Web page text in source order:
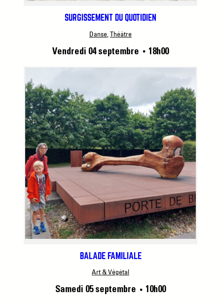
SURGISSEMENT DU QUOTIDIEN
Danse Théâtre
Vendredi 04 septembre ■ 18h00
BALADE FAMILIALE
Art & Végétal
Samedi 05 septembre ■ 10h00